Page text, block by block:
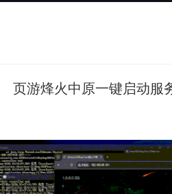
页游烽火中原一键启动服